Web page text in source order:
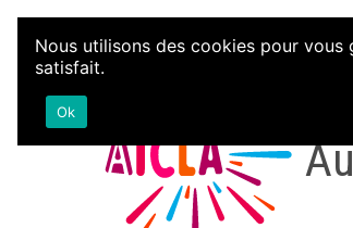
Aller au contenu
Nous utilisons des cookies pour
satisfait.
Ok